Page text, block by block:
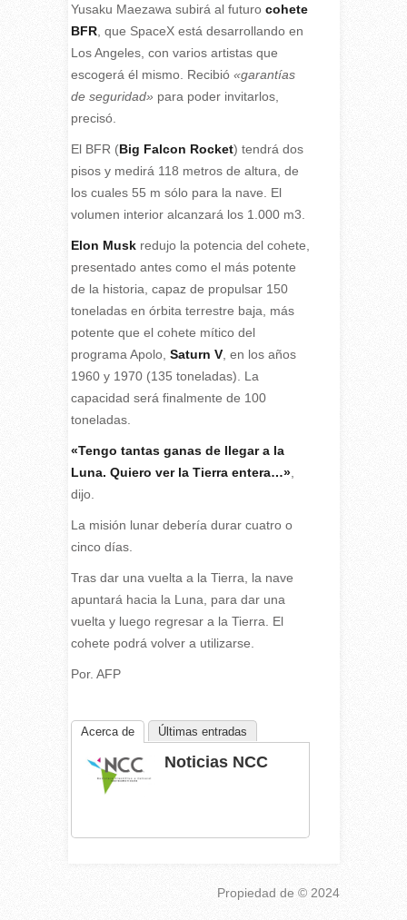
Yusaku Maezawa subirá al futuro cohete
BFR, que SpaceX está desarrollando en
Los Angeles, con varios artistas que
escogerá él mismo. Recibió«garantías
de seguridad» para poder invitarlos,
precisó.
El BFR (Big Falcon Rocket) tendrá dos
pisos y medirá 118 metros de altura, de
los cuales 55 m sólo para la nave. El
volumen interior alcanzará los 1.000 m3.
Elon Muskredujo la potencia del cohete,
presentado antes como el más potente
de la historia, capaz de propulsar 150
toneladas en órbita terrestre baja, más
potente que el cohete mítico del
programa Apolo, Saturn V, en los años
1960 y 1970 (135 toneladas). La
capacidad será finalmente de 100
toneladas.
«Tengo tantas ganas de llegar a la
Luna. Quiero ver la Tierra entera…»,
dijo.
La misión lunar debería durar cuatro o
cinco días.
Tras dar una vuelta a la Tierra, la nave
apuntará hacia la Luna, para dar una
vuelta y luego regresar a la Tierra. El
cohete podrá volver a utilizarse.
Por. AFP
Acerca de Últimas entradas
Noticias NCC
Propiedad de © 2024